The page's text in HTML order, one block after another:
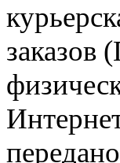
заказов